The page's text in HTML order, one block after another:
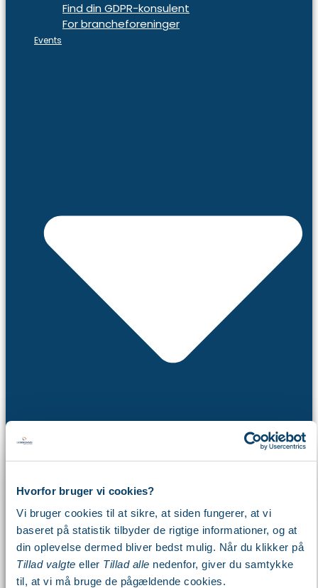
Hvorfor bruger vi cookies?
Vi bruger cookies til at sikre, at siden fungerer, at vi
baseret på statistik tilbyder de rigtige informationer, og at
din oplevelse dermed bliver bedst mulig. Når du klikker på
Tillad valgte eller Tillad alle nedenfor, giver du samtykke
til, at vi må bruge de pågældende cookies.
Find din GDPR-konsulent
For brancheforeninger
Events
Webinar
Workshop
Arbejdsdag
Kalender
Viden